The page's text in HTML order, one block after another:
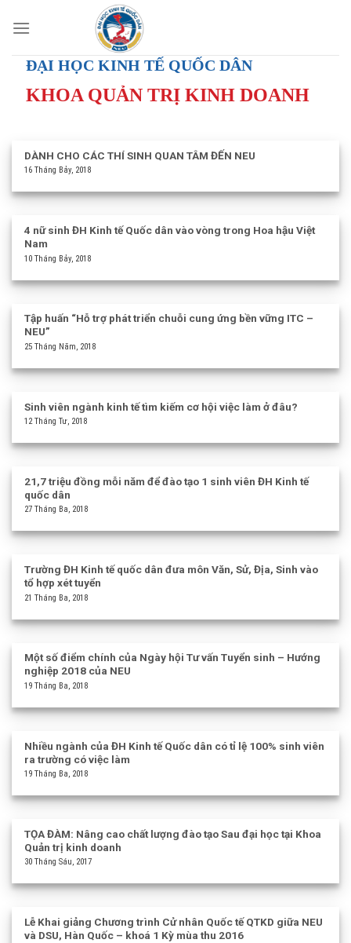
ĐẠI HỌC KINH TẾ QUỐC DÂN
KHOA QUẢN TRỊ KINH DOANH
DÀNH CHO CÁC THÍ SINH QUAN TÂM ĐẾN NEU
16 Tháng Bảy, 2018
4 nữ sinh ĐH Kinh tế Quốc dân vào vòng trong Hoa hậu Việt
Nam
10 Tháng Bảy, 2018
Tập huấn “Hỗ trợ phát triển chuỗi cung ứng bền vững ITC –
NEU”
25 Tháng Năm, 2018
Sinh viên ngành kinh tế tìm kiếm cơ hội việc làm ở đâu?
12 Tháng Tư, 2018
21,7 triệu đồng mỗi năm để đào tạo 1 sinh viên ĐH Kinh tế
quốc dân
27 Tháng Ba, 2018
Trường ĐH Kinh tế quốc dân đưa môn Văn, Sử, Địa, Sinh vào
tổ hợp xét tuyển
21 Tháng Ba, 2018
Một số điểm chính của Ngày hội Tư vấn Tuyển sinh – Hướng
nghiệp 2018 của NEU
19 Tháng Ba, 2018
Nhiều ngành của ĐH Kinh tế Quốc dân có tỉ lệ 100% sinh viên
ra trường có việc làm
19 Tháng Ba, 2018
TỌA ĐÀM: Nâng cao chất lượng đào tạo Sau đại học tại Khoa
Quản trị kinh doanh
30 Tháng Sáu, 2017
Lễ Khai giảng Chương trình Cử nhân Quốc tế QTKD giữa NEU
và DSU, Hàn Quốc – khoá 1 Kỳ mùa thu 2016